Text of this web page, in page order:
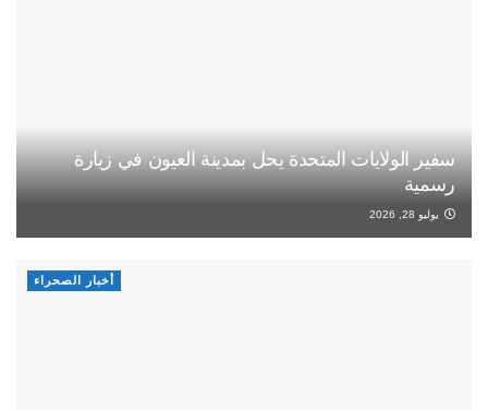
سفير الولايات المتحدة يحل بمدينة العيون في زيارة
رسمية
يوليو 28, 2026
أخبار الصحراء